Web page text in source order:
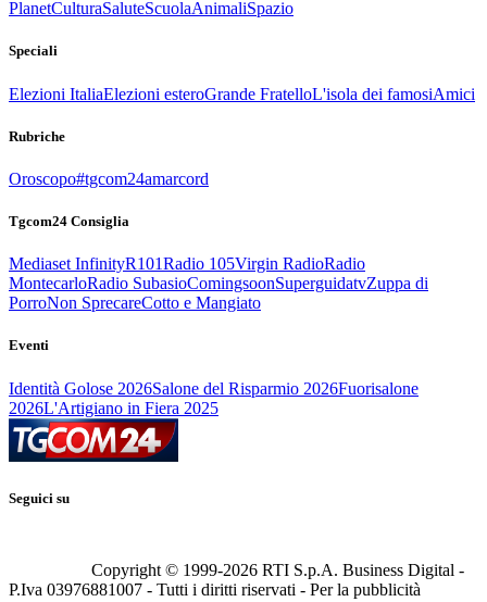
PlanetCulturaSaluteScuolaAnimaliSpazio
Speciali
Elezioni ItaliaElezioni esteroGrande FratelloL'isola dei famosiAmici
Rubriche
Oroscopo#tgcom24amarcord
Tgcom24 Consiglia
Mediaset InfinityR101Radio 105Virgin RadioRadio
MontecarloRadio SubasioComingsoonSuperguidatvZuppa di
PorroNon SprecareCotto e Mangiato
Eventi
Identità Golose 2026Salone del Risparmio 2026Fuorisalone
2026L'Artigiano in Fiera 2025
Seguici su
Copyright © 1999-2026 RTI S.p.A. Business Digital -
P.Iva 03976881007 - Tutti i diritti riservati - Per la pubblicità